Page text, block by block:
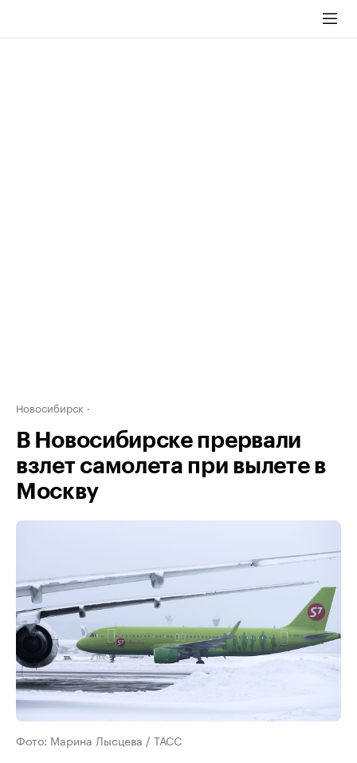
Новосибирск
В Новосибирске прервали
взлет самолета при вылете в
Москву
Фото: Марина Лысцева / ТАСС